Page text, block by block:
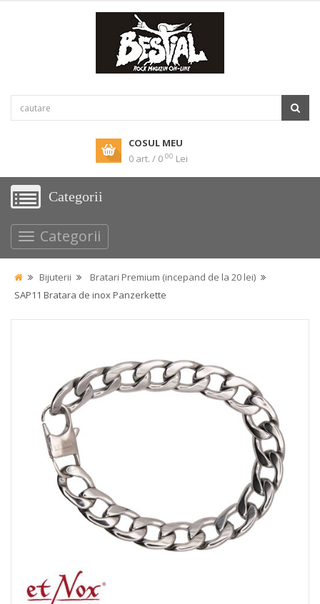
COSUL MEU
0 art. / 0 00 Lei
Categorii
Categorii
Bijuterii
Bratari Premium (incepand de la 20 lei)
SAP11 Bratara de inox Panzerkette